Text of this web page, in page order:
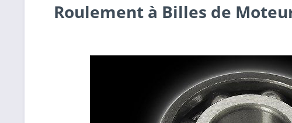
Roulement à Billes de